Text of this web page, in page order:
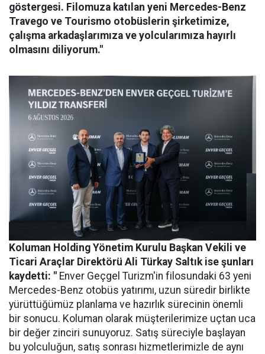
göstergesi. Filomuza katılan yeni Mercedes-Benz
Travego ve Tourismo otobüslerin şirketimize,
çalışma arkadaşlarımıza ve yolcularımıza hayırlı
olmasını diliyorum."
Koluman Holding Yönetim Kurulu Başkan Vekili ve
Ticari Araçlar Direktörü Ali Türkay Saltık ise şunları
kaydetti: " Enver Geçgel Turizm'in filosundaki 63 yeni
Mercedes-Benz otobüs yatırımı, uzun süredir birlikte
yürüttüğümüz planlama ve hazırlık sürecinin önemli
bir sonucu. Koluman olarak müşterilerimize uçtan uca
bir değer zinciri sunuyoruz. Satış süreciyle başlayan
bu yolculuğun, satış sonrası hizmetlerimizle de aynı